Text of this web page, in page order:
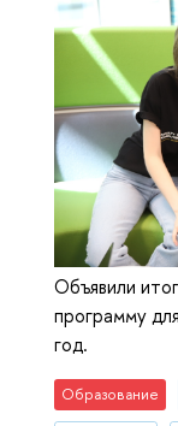
Объявили
программу
год.
Образование